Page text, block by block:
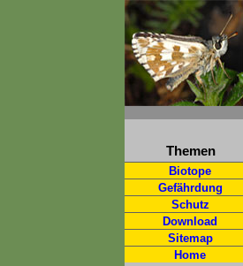
Themen
Biotope
Gefährdung
Schutz
Download
Sitemap
Home